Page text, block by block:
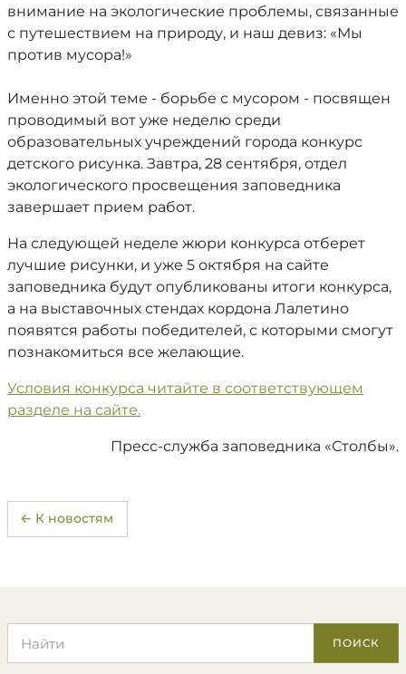
внимание на экологические проблемы, связанные
с путешествием на природу, и наш девиз: «Мы
против мусора!»
Именно этой теме - борьбе с мусором - посвящен
проводимый вот уже неделю среди
образовательных учреждений города конкурс
детского рисунка. Завтра, 28 сентября, отдел
экологического просвещения заповедника
завершает прием работ.
На следующей неделе жюри конкурса отберет
лучшие рисунки, и уже 5 октября на сайте
заповедника будут опубликованы итоги конкурса,
а на выставочных стендах кордона Лалетино
появятся работы победителей, с которыми смогут
познакомиться все желающие.
Условия конкурса читайте в соответствующем
разделе на сайте.
Пресс-служба заповедника «Столбы».
← К новостям
ПОИСК